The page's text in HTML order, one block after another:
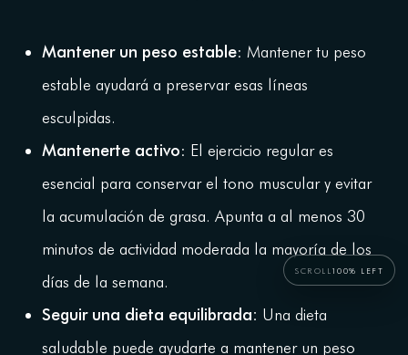
Mantener un peso estable: Mantener tu peso
estable ayudará a preservar esas líneas
esculpidas.
Mantenerte activo: El ejercicio regular es
esencial para conservar el tono muscular y evitar
la acumulación de grasa. Apunta a al menos 30
minutos de actividad moderada la mayoría de los
días de la semana.
Seguir una dieta equilibrada: Una dieta
saludable puede ayudarte a mantener un peso
SCROLL 100% LEFT